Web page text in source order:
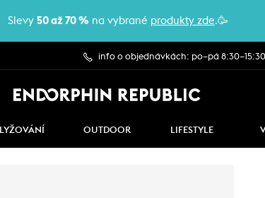
Slevy 50 až 70 % na vybrané produkty zde.🥳
info o objednávkách: po–pá 8:30–15:30
LYŽOVÁNÍ OUTDOOR LIFESTYLE